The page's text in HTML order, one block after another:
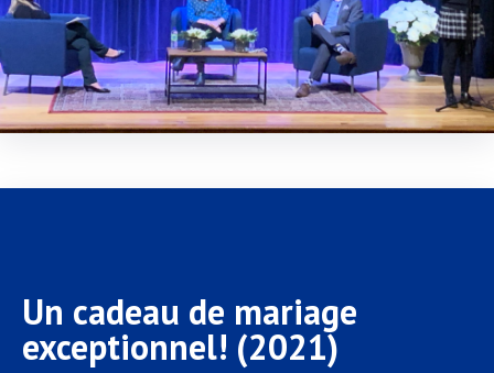
Un cadeau de mariage
exceptionnel! (2021)